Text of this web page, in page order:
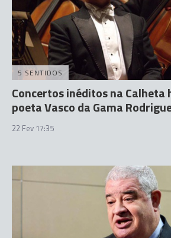
5 SENTIDOS
Concertos inéditos na Calheta
poeta Vasco da Gama
22 Fev 17:35